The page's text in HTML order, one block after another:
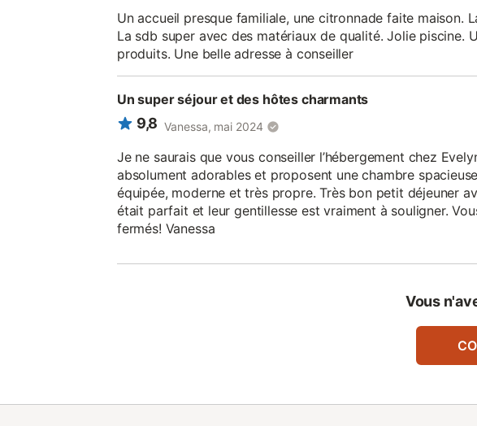
Un accueil presque familiale, une citronnade faite maison.
La sdb super avec des matériaux de qualité. Jolie piscine.
produits. Une belle adresse à conseiller
Un super séjour et des hôtes charmants
9,8 Vanessa, mai 2024
Je ne saurais que vous conseiller l’hébergement chez
absolument adorables et proposent une chambre
équipée, moderne et très propre. Très bon petit déjeuner
était parfait et leur gentillesse est vraiment à souligner.
fermés! Vanessa
Vous